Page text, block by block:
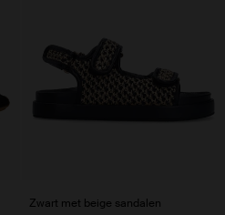
Zwart met beige sandalen